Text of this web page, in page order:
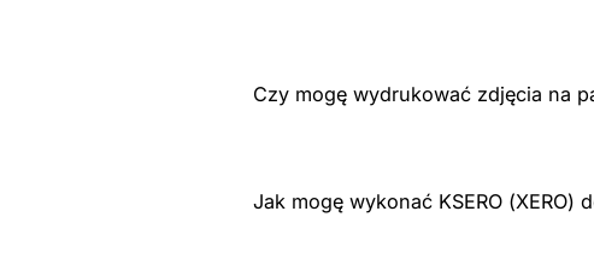
Czy mogę wydrukować zdjęcia na
Jak mogę wykonać KSERO (XERO)